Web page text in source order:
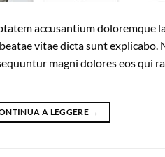
accusantium doloremque
vitae dicta sunt explicabo.
magni dolores eos qui
A LEGGERE →